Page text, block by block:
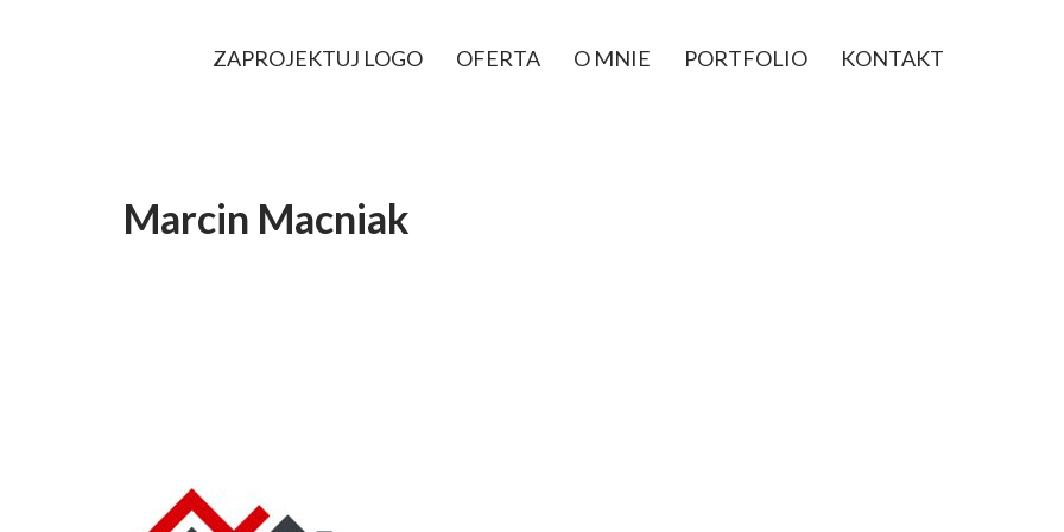
ZAPROJEKTUJ LOGO OFERTA O MNIE PORTFOLIO KONTAKT
Marcin Macniak